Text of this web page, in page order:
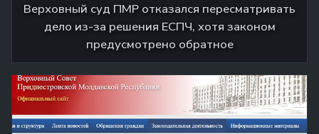
Верховный суд ПМР отказался пересматривать
дело из-за решения ЕСПЧ, хотя законом
предусмотрено обратное